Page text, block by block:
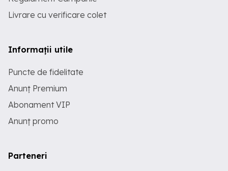
Livrare cu verificare colet
Informații utile
Puncte de fidelitate
Anunț Premium
Abonament VIP
Anunț promo
Parteneri